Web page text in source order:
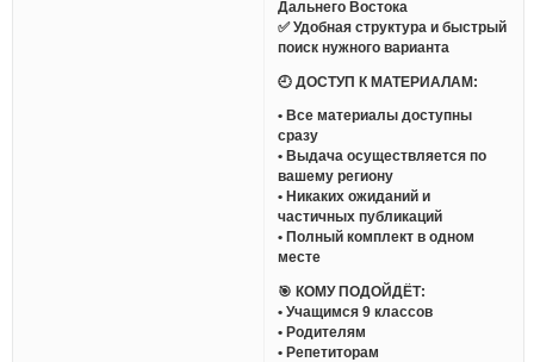
Дальнего Востока
✅ Удобная структура и быстрый
поиск нужного варианта
🕘 ДОСТУП К МАТЕРИАЛАМ:
• Все материалы доступны
сразу
• Выдача осуществляется по
вашему региону
• Никаких ожиданий и
частичных публикаций
• Полный комплект в одном
месте
🎯 КОМУ ПОДОЙДЁТ:
• Учащимся 9 классов
• Родителям
• Репетиторам